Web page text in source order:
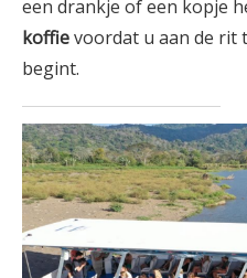
een drankje of een kopje
koffievoordat u aan de rit
begint.